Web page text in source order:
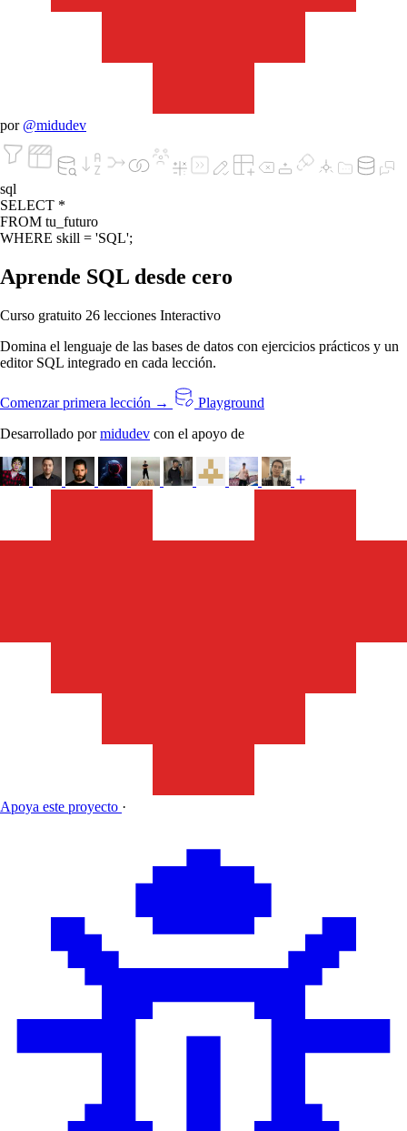
por @midudev
sql
SELECT *
FROM tu_futuro
WHERE skill = 'SQL';
Aprende SQL desde cero
Curso gratuito 26 lecciones Interactivo
Domina el lenguaje de las bases de datos con ejercicios prácticos y un
editor SQL integrado en cada lección.
Comenzar primera lección →
Playground
Desarrollado pormidudev con el apoyo de
Apoya este proyecto ·